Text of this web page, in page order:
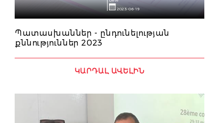
2023-06-19
Պատասխաններ - ընդունելության
քննություններ 2023
ԿԱՐԴԱԼ ԱՎԵԼԻՆ